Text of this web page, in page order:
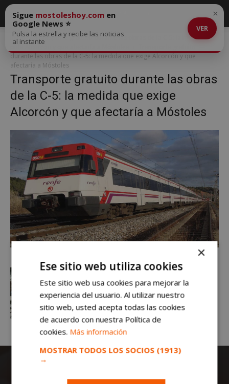
Inicio
Transporte gratuito durante las obras de la C-5: la medida que
pide Alcorcón y que afectaría a Móstoles
durante las obras de la C-5: la medida que exige Alcorcón y que
afectaría a Móstoles
Transporte gratuito durante las obras
de la C-5: la medida que exige
Alcorcón y que afectaría a Móstoles
Sigue mostoleshoy.com en
Google News ⭐
Pulsa la estrella y recibe las noticias
al instante
VER
×
×
Ese sitio web utiliza cookies
Este sitio web usa cookies para mejorar la
experiencia del usuario. Al utilizar nuestro
sitio web, usted acepta todas las cookies
de acuerdo con nuestra Política de
cookies. Más información
MOSTRAR TODOS LOS SOCIOS (1913)
→